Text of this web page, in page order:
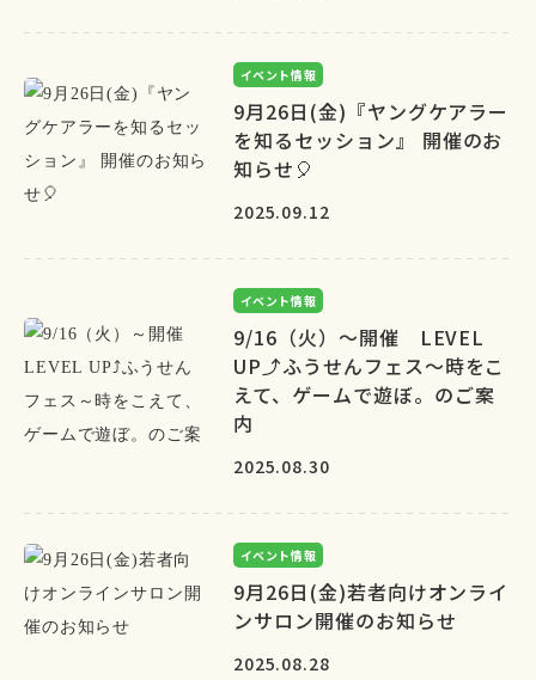
イベント情報
9月26日(金)『ヤングケアラー
を知るセッション』 開催のお
知らせ🎈
2025.09.12
イベント情報
9/16（火）～開催 LEVEL
UP⤴ふうせんフェス～時をこ
えて、ゲームで遊ぼ。のご案
内
2025.08.30
イベント情報
9月26日(金)若者向けオンライ
ンサロン開催のお知らせ
2025.08.28